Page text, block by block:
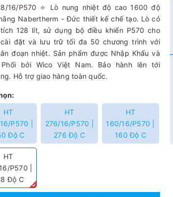
16/P570 ⭐ Lò nung nhiệt độ cao 1600 độ
Nabertherm - Đức thiết kế chế tạo. Lò có
128 lít, sử dụng bộ điều khiển P570 cho
đặt và lưu trữ tối đa 50 chương trình với
đoạn nhiệt. Sản phẩm được Nhập Khẩu và
Phối bởi Wico Việt Nam. Bảo hành lên tới
Hỗ trợ giao hàng toàn quốc.
HT
P570 |
Độ C
HT
276/16/P570 |
276 Độ C
HT
160/16/P570 |
160 Độ C
HT
P570 |
Độ C